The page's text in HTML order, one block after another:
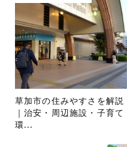
草加市の住みやすさを解説
｜治安・周辺施設・子育て
環...